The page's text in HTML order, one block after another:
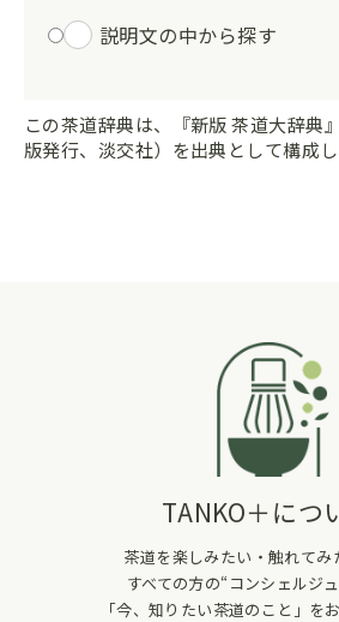
説明文の中から探す
この茶道辞典は、『新版 茶道大辞典
版発行、淡交社）を出典として構成し
TANKO＋につ
茶道を楽しみたい・触れてみ
すべての方の“コンシェルジュ
「今、知りたい茶道のこと」を